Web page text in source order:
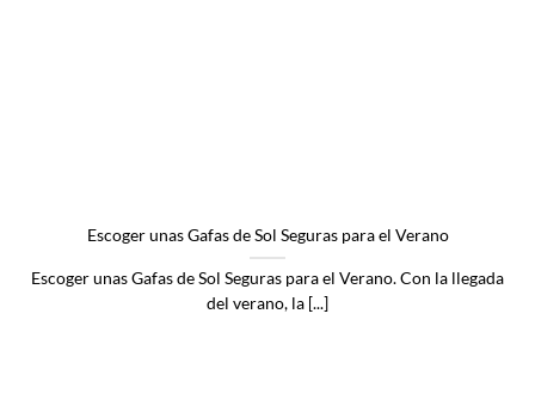
Escoger unas Gafas de Sol Seguras para el Verano
Escoger unas Gafas de Sol Seguras para el Verano. Con la llegada
del verano, la [...]